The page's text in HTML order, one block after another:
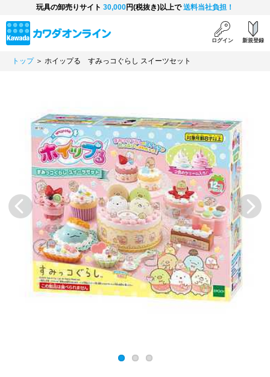
玩具の卸売りサイト 30,000円(税抜き)以上で送料当社負担！
ログイン 新規登録
トップ＞ ホイップる すみっコぐらし スイーツセット
Previous